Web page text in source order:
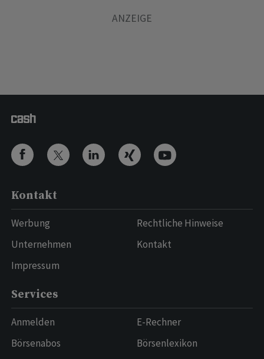
Kontakt
Werbung
Unternehmen
Impressum
Rechtliche Hinweise
Kontakt
Services
Anmelden
Börsenabos
E-Rechner
Börsenlexikon